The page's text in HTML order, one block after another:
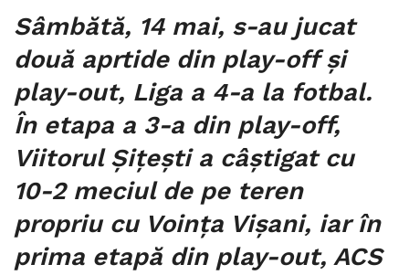
Sâmbătă, 14 mai, s-au jucat
două aprtide din play-off și
play-out, Liga a 4-a la fotbal.
În etapa a 3-a din play-off,
Viitorul Șițești a câștigat cu
10-2 meciul de pe teren
propriu cu Voința Vișani, iar în
prima etapă din play-out, ACS